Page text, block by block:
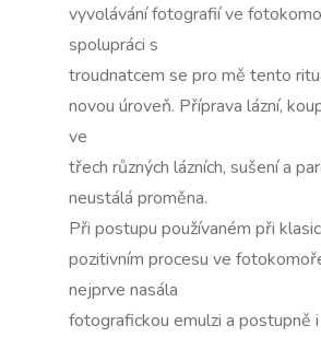
vyvolávání fotografií ve
spolupráci s
troudnatcem se pro mě tento
novou úroveň. Příprava lázní,
ve
třech různých lázních, sušení a
neustálá proměna.
Při postupu používaném při
pozitivním procesu ve
nejprve nasála
fotografickou emulzi a postupně